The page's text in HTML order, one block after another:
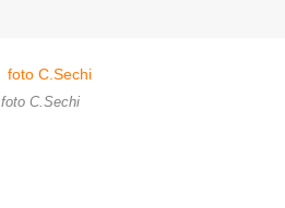
foto C.Sechi